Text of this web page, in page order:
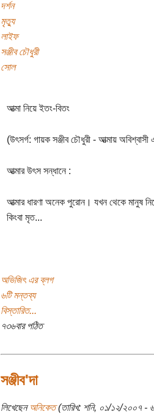
দর্শন
মৃত্যু
লাইফ
সঞ্জীব চৌধুরী
সোল
আত্মা নিয়ে ইতং-বিতং
(উৎসর্গ: গায়ক সঞ্জীব চৌধুরী - আত্মায়
আত্মার উৎস সন্ধানে :
আত্মার ধারণা অনেক পুরোন। যখন থেকে মানুষ
কিংবা মৃত...
অভিজিৎ এর ব্লগ
৬টি মন্তব্য
বিস্তারিত...
৭৩৬বার পঠিত
সঞ্জীব'দা
লিখেছেনঅনিকেত(তারিখ: শনি, ০১/১২/২০০৭ -